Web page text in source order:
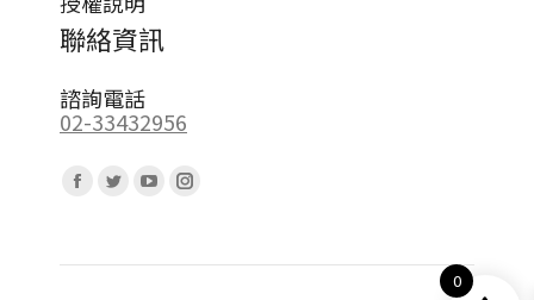
聯絡資訊
諮詢電話
02-33432956
Facebook
opens
Twitter
opens
YouTube
opens
Instagram
opens
0